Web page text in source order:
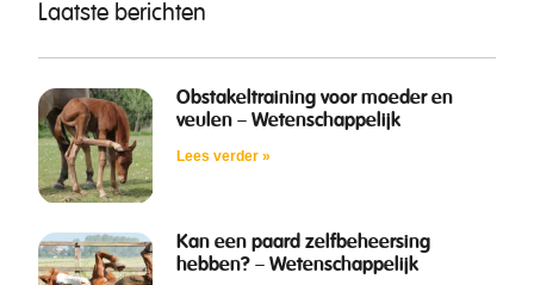
Laatste berichten
Obstakeltraining voor moeder en
veulen – Wetenschappelijk
Lees verder »
Kan een paard zelfbeheersing
hebben? – Wetenschappelijk